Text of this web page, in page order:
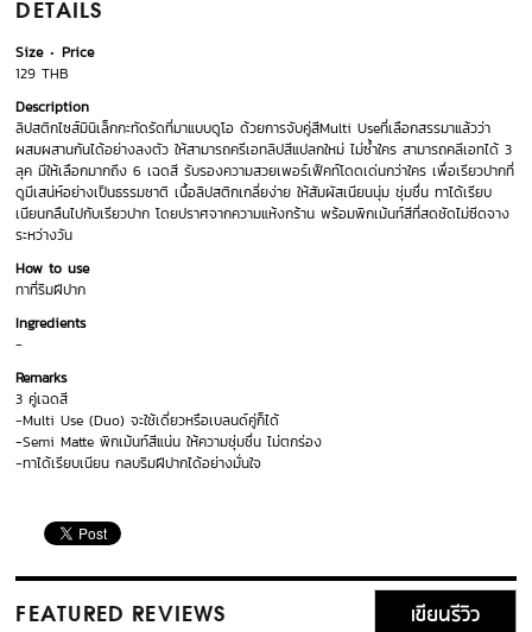
DETAILS
Size
Price
129 THB
Description
ลิปสติกไซส์มินิเล็กกะทัดรัดที่มาแบบดูโอ ด้วยการจับคู่สีMulti Useที่เลือกสรรมาแล้วว่า
ผสมผสานกันได้อย่างลงตัว ให้สามารถครีเอทลิปสีแปลกใหม่ ไม่ซ้ำใคร สามารถคลีเอทได้ 3
ลุค มีให้เลือกมากถึง 6 เฉดสี รับรองความสวยเพอร์เฟ็คท์โดดเด่นกว่าใคร เพื่อเรียวปากที่
ดูมีเสน่ห์อย่างเป็นธรรมชาติ เนื้อลิปสติกเกลี่ยง่าย ให้สัมผัสเนียนนุ่ม ชุ่มชื่น ทาได้เรียบ
เนียนกลืนไปกับเรียวปาก โดยปราศจากความแห้งกร้าน พร้อมพิกเม้นท์สีที่สดชัดไม่ซีดจาง
ระหว่างวัน
How to use
ทาที่ริมฝีปาก
Ingredients
-
Remarks
3 คู่เฉดสี
-Multi Use (Duo) จะใช้เดี่ยวหรือเบลนด์คู่ก็ได้
-Semi Matte พิกเม้นท์สีแน่น ให้ความชุ่มชื่น ไม่ตกร่อง
-ทาได้เรียบเนียน กลบริมฝีปากได้อย่างมั่นใจ
FEATURED REVIEWS เขียนรีวิว